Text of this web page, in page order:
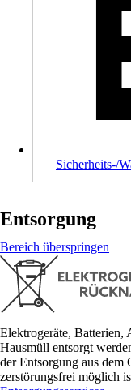
Sicherheits-/
Entsorgung
Bereich überspringen
Elektrogeräte,
Hausmüll entsorgt
der Entsorgung aus dem
zerstörungsfrei möglich